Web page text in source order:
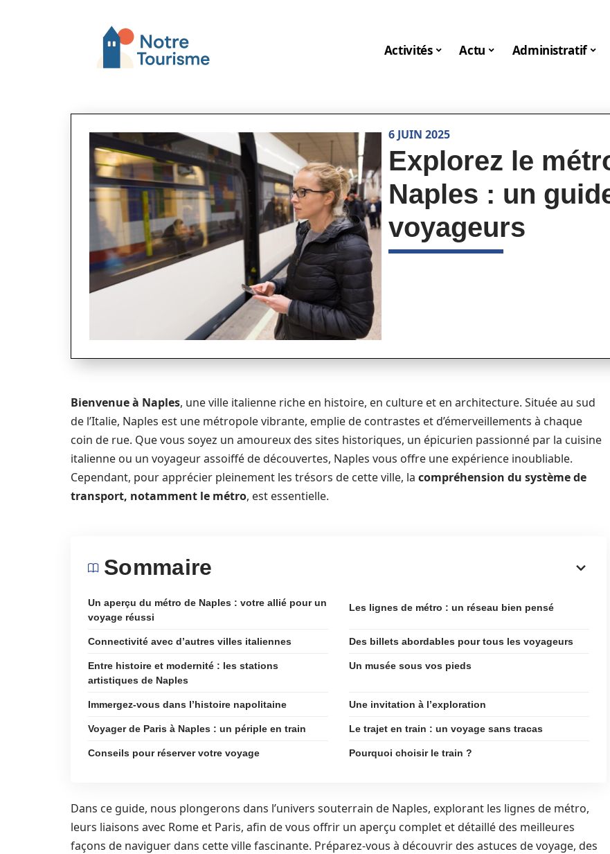
Activités Actu Administratif
6 JUIN 2025
Explorez le
Naples : un
voyageurs
Bienvenue à Naples, une ville italienne riche en histoire, en culture et en architecture. Située au sud
de l’Italie, Naples est une métropole vibrante, emplie de contrastes et d’émerveillements à chaque
coin de rue. Que vous soyez un amoureux des sites historiques, un épicurien passionné par la cuisine
italienne ou un voyageur assoiffé de découvertes, Naples vous offre une expérience inoubliable.
Cependant, pour apprécier pleinement les trésors de cette ville, la compréhension du système de
transport, notamment le métro, est essentielle.
Sommaire
Un aperçu du métro de Naples : votre allié pour un
voyage réussi
Les lignes de métro : un réseau bien pensé
Connectivité avec d’autres villes italiennes Des billets abordables pour tous les voyageurs
Entre histoire et modernité : les stations
artistiques de Naples
Un musée sous vos pieds
Immergez-vous dans l’histoire napolitaine Une invitation à l’exploration
Voyager de Paris à Naples : un périple en train Le trajet en train : un voyage sans tracas
Conseils pour réserver votre voyage Pourquoi choisir le train ?
Dans ce guide, nous plongerons dans l’univers souterrain de Naples, explorant les lignes de métro,
leurs liaisons avec Rome et Paris, afin de vous offrir un aperçu complet et détaillé des meilleures
façons de naviguer dans cette ville fascinante. Préparez-vous à découvrir des astuces de voyage, des